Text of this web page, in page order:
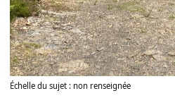
Échelle du sujet : non renseignée